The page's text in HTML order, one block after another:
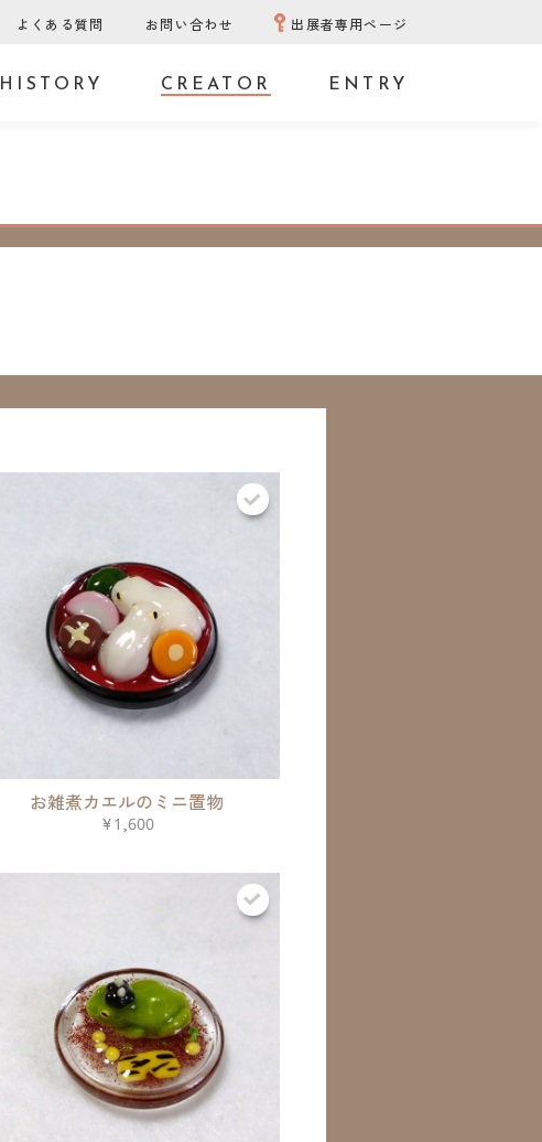
よくある質問 お問い合わせ 出展者専用ページ
HISTORY CREATOR ENTRY
お雑煮カエルのミニ置物
¥1,600